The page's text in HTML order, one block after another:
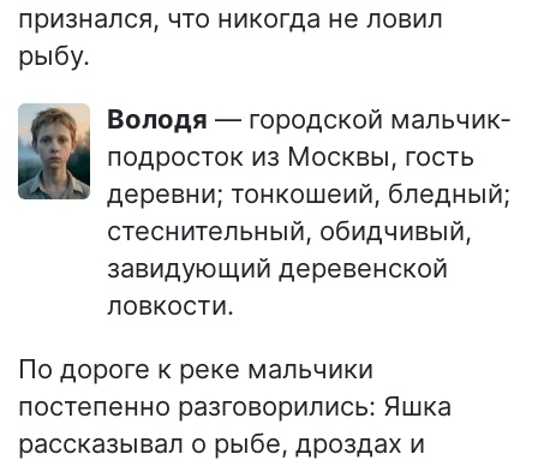
признался, что никогда не ловил
рыбу.
Володя — городской мальчик-
подросток из Москвы, гость
деревни; тонкошеий, бледный;
стеснительный, обидчивый,
завидующий деревенской
ловкости.
По дороге к реке мальчики
постепенно разговорились: Яшка
рассказывал о рыбе, дроздах и